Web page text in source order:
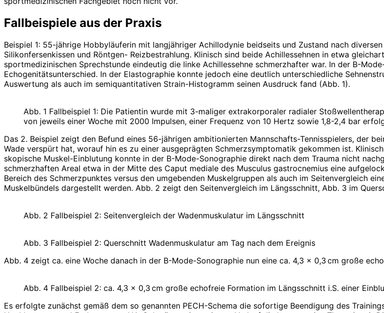
Fallbeispiele aus der Praxis
Beispiel 1: 55-jährige Hobbyläuferin mit langjähriger Achillodynie beidseits und Zustand nach
Silikonfersenkissen und Röntgen- Reizbestrahlung. Klinisch sind beide Achillessehnen in etwa
sportmedizinischen Sprechstunde eindeutig die linke Achillessehne schmerzhafter war. In der B-
Echogenitätsunterschied. In der Elastographie konnte jedoch eine deutlich unterschiedliche
Auswertung als auch im semiquantitativen Strain-Histogramm seinen Ausdruck fand (Abb. 1).
Abb. 1 Fallbeispiel 1: Die Patientin wurde mit 3-maliger extrakorporaler radialer
von jeweils einer Woche mit 2000 Impulsen, einer Frequenz von 10 Hertz sowie 1,8-2,4 bar
Das 2. Beispiel zeigt den Befund eines 56-jährigen ambitionierten Mannschafts-Tennisspielers, der
Wade verspürt hat, worauf hin es zu einer ausgeprägten Schmerzsymptomatik gekommen ist.
skopische Muskel-Einblutung konnte in der B-Mode-Sonographie direkt nach dem Trauma nicht
schmerzhaften Areal etwa in der Mitte des Caput mediale des Musculus gastrocnemius eine
Bereich des Schmerzpunktes versus den umgebenden Muskelgruppen als auch im Seitenvergleich
Muskelbündels dargestellt werden. Abb. 2 zeigt den Seitenvergleich im Längsschnitt, Abb. 3 im
Abb. 2 Fallbeispiel 2: Seitenvergleich der Wadenmuskulatur im Längsschnitt
Abb. 3 Fallbeispiel 2: Querschnitt Wadenmuskulatur am Tag nach dem Ereignis
Abb. 4 zeigt ca. eine Woche danach in der B-Mode-Sonographie nun eine ca. 4,3 x 0,3 cm große
Abb. 4 Fallbeispiel 2: ca. 4,3 x 0,3 cm große echofreie Formation im Längsschnitt i.S. einer
Es erfolgte zunächst gemäß dem so genannten PECH-Schema die sofortige Beendigung des